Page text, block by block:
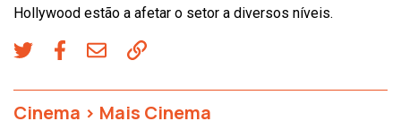
Hollywood estão a afetar o setor a diversos níveis.
Cinema > Mais Cinema